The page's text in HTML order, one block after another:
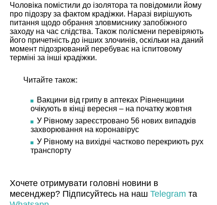
Чоловіка помістили до ізолятора та повідомили йому
про підозру за фактом крадіжки. Наразі вирішують
питання щодо обрання зловмиснику запобіжного
заходу на час слідства. Також полісмени перевіряють
його причетність до інших злочинів, оскільки на даний
момент підозрюваний перебуває на іспитовому
терміні за інші крадіжки.
Читайте також:
Вакцини від грипу в аптеках Рівненщини
очікують в кінці вересня – на початку жовтня
У Рівному зареєстровано 56 нових випадків
захворювання на коронавірус
У Рівному на вихідні частково перекриють рух
транспорту
Хочете отримувати головні новини в
месенджер? Підписуйтесь на наш Telegram та